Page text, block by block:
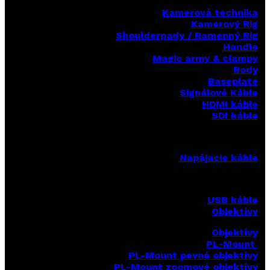
Kamerová technika
Kamerový Rig
Shoulderpady / Ramenný Rig
Handle
Magic army & clampy
Rody
Baseplate
Signálové Káble
HDMI káble
SDI káble
Napájacie káble
USB káble
Objektívy
Objektívy
PL-Mount
PL-Mount pevné objektívy
PL-Mount zoomové objektívy